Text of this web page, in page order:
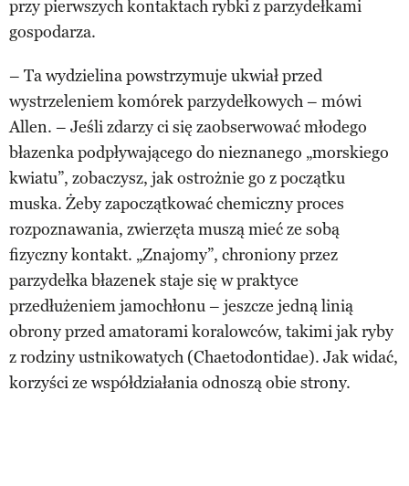
przy pierwszych kontaktach rybki z parzydełkami
gospodarza.
– Ta wydzielina powstrzymuje ukwiał przed
wystrzeleniem komórek parzydełkowych – mówi
Allen. – Jeśli zdarzy ci się zaobserwować młodego
błazenka podpływającego do nieznanego „morskiego
kwiatu”, zobaczysz, jak ostrożnie go z początku
muska. Żeby zapoczątkować chemiczny proces
rozpoznawania, zwierzęta muszą mieć ze sobą
fizyczny kontakt. „Znajomy”, chroniony przez
parzydełka błazenek staje się w praktyce
przedłużeniem jamochłonu – jeszcze jedną linią
obrony przed amatorami koralowców, takimi jak ryby
z rodziny ustnikowatych (Chaetodontidae). Jak widać,
korzyści ze współdziałania odnoszą obie strony.